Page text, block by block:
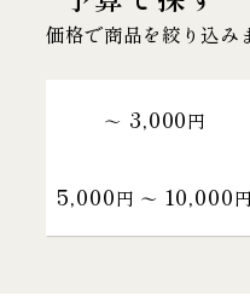
価格で商品を絞り込み
～ 3,000円
5,000円 〜 10,000円